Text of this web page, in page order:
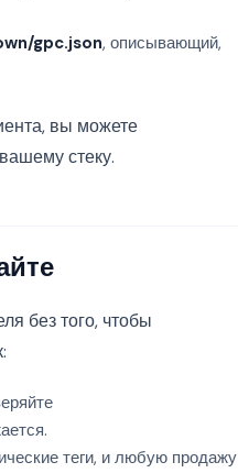
gpc.json, описывающий,
вы можете
стеку.
без того, чтобы
теги, и любую продажу